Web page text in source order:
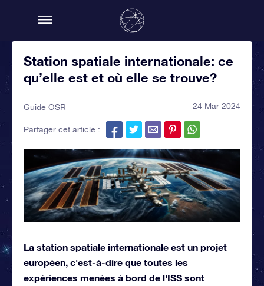
Station spatiale internationale: ce
qu’elle est et où elle se trouve?
Guide OSR 24 Mar 2024
Partager cet article :
La station spatiale internationale est un projet
européen, c'est-à-dire que toutes les
expériences menées à bord de l'ISS sont